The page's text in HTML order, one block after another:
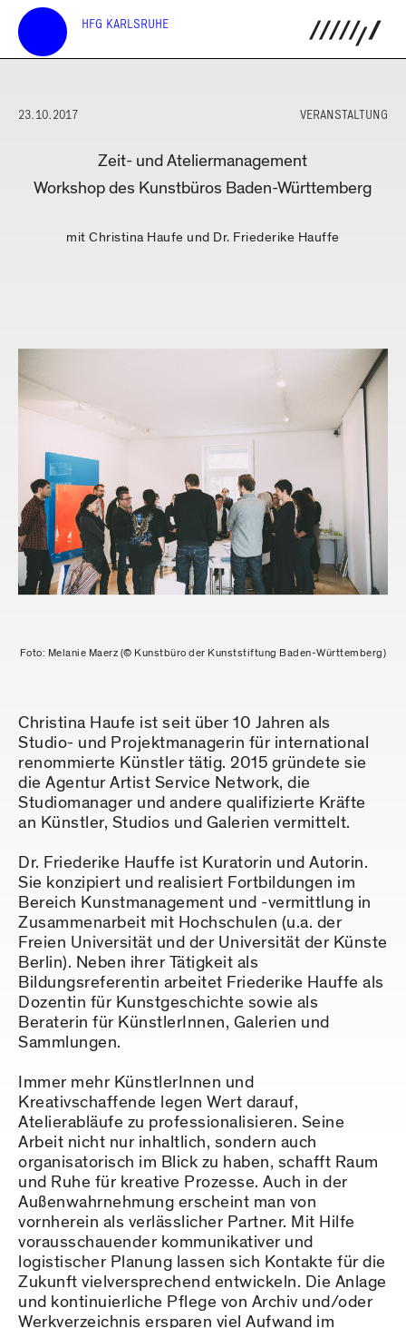
HFG KARLSRUHE
23.10.2017 VERANSTALTUNG
Zeit- und Ateliermanagement
Workshop des Kunstbüros Baden-Württemberg
mit Christina Haufe und Dr. Friederike Hauffe
Foto: Melanie Maerz (© Kunstbüro der Kunststiftung Baden-Württemberg)
Christina Haufe ist seit über 10 Jahren als
Studio- und Projektmanagerin für international
renommierte Künstler tätig. 2015 gründete sie
die Agentur Artist Service Network, die
Studiomanager und andere qualifizierte Kräfte
an Künstler, Studios und Galerien vermittelt.
Dr. Friederike Hauffe ist Kuratorin und Autorin.
Sie konzipiert und realisiert Fortbildungen im
Bereich Kunstmanagement und -vermittlung in
Zusammenarbeit mit Hochschulen (u.a. der
Freien Universität und der Universität der Künste
Berlin). Neben ihrer Tätigkeit als
Bildungsreferentin arbeitet Friederike Hauffe als
Dozentin für Kunstgeschichte sowie als
Beraterin für KünstlerInnen, Galerien und
Sammlungen.
Immer mehr KünstlerInnen und
Kreativschaffende legen Wert darauf,
Atelierabläufe zu professionalisieren. Seine
Arbeit nicht nur inhaltlich, sondern auch
organisatorisch im Blick zu haben, schafft Raum
und Ruhe für kreative Prozesse. Auch in der
Außenwahrnehmung erscheint man von
vornherein als verlässlicher Partner. Mit Hilfe
vorausschauender kommunikativer und
logistischer Planung lassen sich Kontakte für die
Zukunft vielversprechend entwickeln. Die Anlage
und kontinuierliche Pflege von Archiv und/oder
Werkverzeichnis ersparen viel Aufwand im